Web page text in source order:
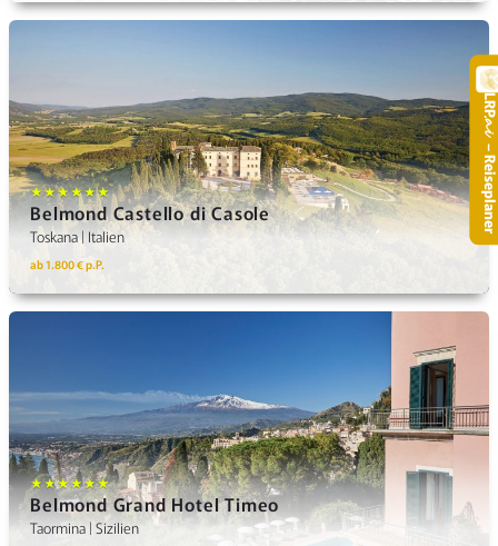
–
★★★★★★
Belmond Castello di Casole
Toskana | Italien
ab 1.800 € p.P.
★★★★★★
Belmond Grand Hotel Timeo
Taormina | Sizilien